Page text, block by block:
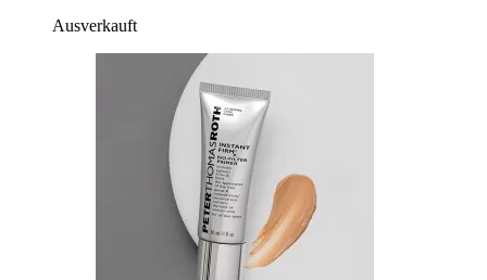
Ausverkauft